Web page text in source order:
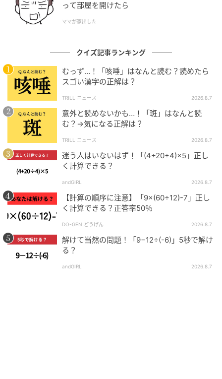
って部屋を開けたら
ママが家出した
クイズ記事ランキング
むっず…！「咳唾」はなんと読む？読めたら
スゴい漢字の正解は？
TRILL ニュース 2026.8.7
意外と読めないかも…！「斑」はなんと読
む？→気になる正解は？
TRILL ニュース 2026.8.7
迷う人はいないはず！「(4+20÷4)×5」正し
く計算できる？
andGIRL 2026.8.7
【計算の順序に注意】「9×(60÷12)-7」正し
く計算できる？正答率50％
DO-GEN どうげん 2026.8.7
解けて当然の問題！「9−12÷(-6)」5秒で解け
る？
andGIRL 2026.8.7